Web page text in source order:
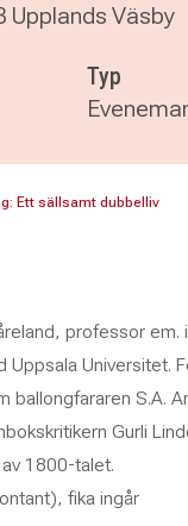
Upplands Väsby
Typ
Ett sällsamt dubbelliv
professor em. i
Uppsala Universitet.
ballongfararen S.A.
Gurli
1800-talet.
fika ingår